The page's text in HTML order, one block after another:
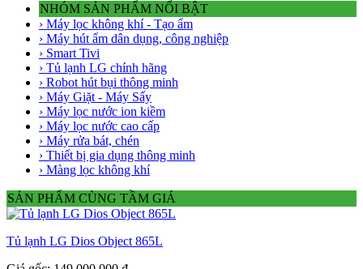
NHÓM SẢN PHẨM NỔI BẬT
› Máy lọc không khí - Tạo ẩm
› Máy hút ẩm dân dụng, công nghiệp
› Smart Tivi
› Tủ lạnh LG chính hãng
› Robot hút bụi thông minh
› Máy Giặt - Máy Sấy
› Máy lọc nước ion kiềm
› Máy lọc nước cao cấp
› Máy rửa bát, chén
› Thiết bị gia dụng thông minh
› Màng lọc không khí
SẢN PHẨM CÙNG TẦM GIÁ
Tủ lạnh LG Dios Object 865L